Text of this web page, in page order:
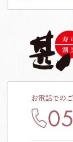
お電話での